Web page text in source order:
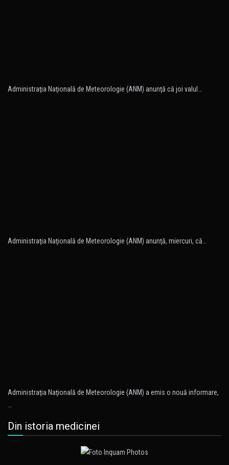
Administraţia Naţională de Meteorologie (ANM) anunţă că joi valul…
Administraţia Naţională de Meteorologie (ANM) anunţă, miercuri, că…
Administraţia Naţională de Meteorologie (ANM) a emis o nouă informare,
…
Din istoria medicinei